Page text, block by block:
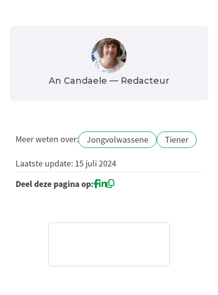
An Candaele — Redacteur
Meer weten over: Jongvolwassene Tiener
Laatste update: 15 juli 2024
Deel deze pagina op: